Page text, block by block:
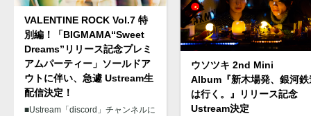
VALENTINE ROCK Vol.7 特
別編！「BIGMAMA“Sweet
Dreams”リリース記念プレミ
アムパーティー」ソールドア
ウトに伴い、急遽 Ustream生
配信決定！
■Ustream「discord」チャンネルに
ウソツキ 2nd Mini
Album『新木場発、銀河鉄
は行く。』リリース記念
Ustream決定